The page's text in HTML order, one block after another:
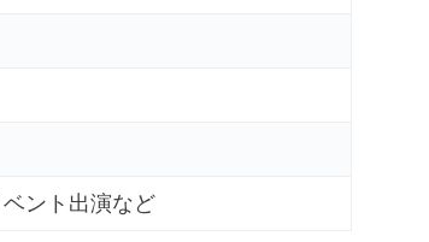
ント出演など